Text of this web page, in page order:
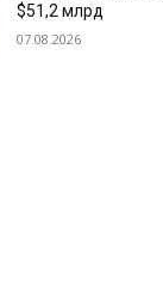
$51,2 млрд
07.08.2026